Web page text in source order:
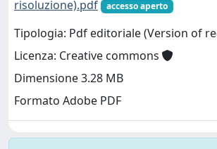
risoluzione).pdf
accesso aperto
Tipologia: Pdf editoriale (Version of
Licenza: Creative commons
Dimensione 3.28 MB
Formato Adobe PDF